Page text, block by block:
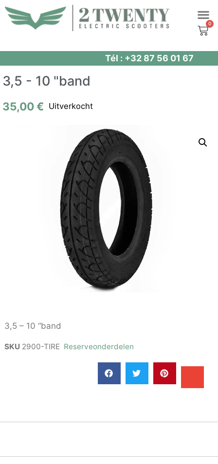
Spring
naar
Tél : +32 87 56 01 67
3,5 - 10 "band
35,00€ Uitverkocht
3,5 – 10 “band
SKU 2900-TIRE Reserveonderdelen